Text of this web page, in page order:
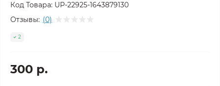
Код Товара: UP-22925-1643879130
Отзывы: (0)
2
300 р.